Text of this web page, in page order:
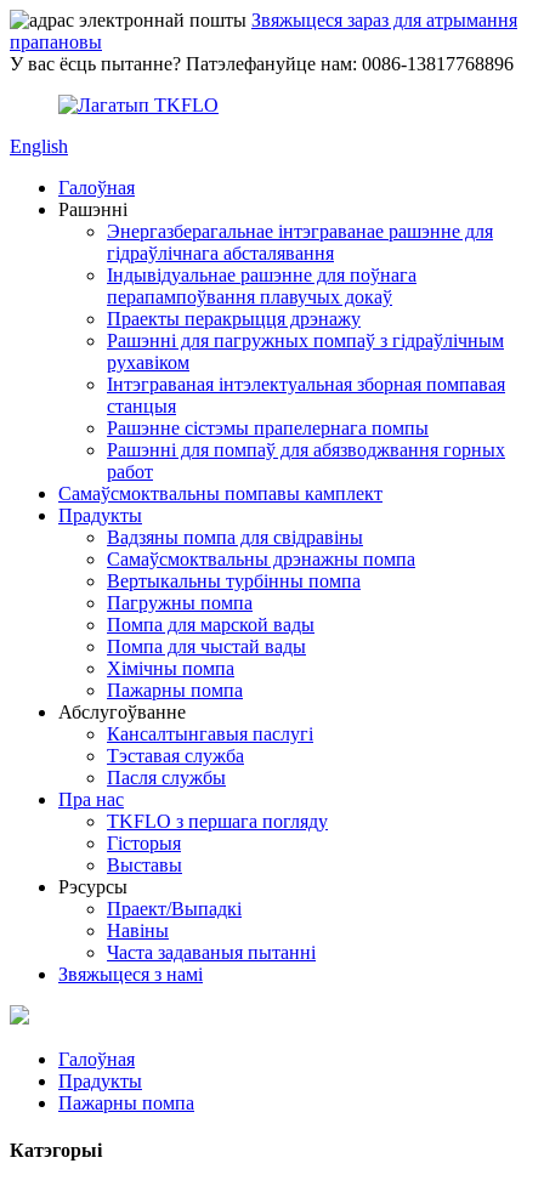
Звяжыцеся зараз для атрымання
прапановы
У вас ёсць пытанне? Патэлефануйце нам: 0086-13817768896
English
Галоўная
Рашэнні
Энергазберагальнае інтэграванае рашэнне для
гідраўлічнага абсталявання
Індывідуальнае рашэнне для поўнага
перапампоўвання плавучых докаў
Праекты перакрыцця дрэнажу
Рашэнні для пагружных помпаў з гідраўлічным
рухавіком
Інтэграваная інтэлектуальная зборная помпавая
станцыя
Рашэнне сістэмы прапелернага помпы
Рашэнні для помпаў для абязводжвання горных
работ
Самаўсмоктвальны помпавы камплект
Прадукты
Вадзяны помпа для свідравіны
Самаўсмоктвальны дрэнажны помпа
Вертыкальны турбінны помпа
Пагружны помпа
Помпа для марской вады
Помпа для чыстай вады
Хімічны помпа
Пажарны помпа
Абслугоўванне
Кансалтынгавыя паслугі
Тэставая служба
Пасля службы
Пра нас
TKFLO з першага погляду
Гісторыя
Выставы
Рэсурсы
Праект/Выпадкі
Навіны
Часта задаваныя пытанні
Звяжыцеся з намі
Галоўная
Прадукты
Пажарны помпа
Катэгорыі